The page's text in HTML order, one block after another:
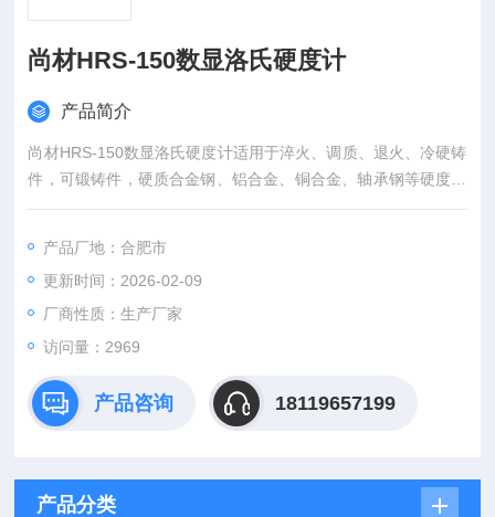
尚材HRS-150数显洛氏硬度计
产品简介
尚材HRS-150数显洛氏硬度计适用于淬火、调质、退火、冷硬铸
件，可锻铸件，硬质合金钢、铝合金、铜合金、轴承钢等硬度测
定。
产品厂地：合肥市
更新时间：2026-02-09
厂商性质：生产厂家
访问量：2969
产品咨询 18119657199
产品分类